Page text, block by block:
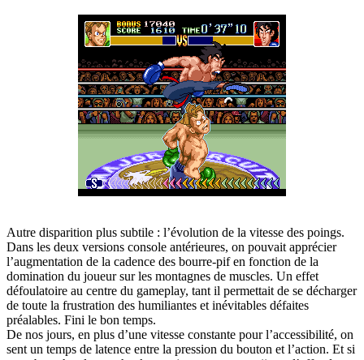
Autre disparition plus subtile : l’évolution de la vitesse des poings.
Dans les deux versions console antérieures, on pouvait apprécier
l’augmentation de la cadence des bourre-pif en fonction de la
domination du joueur sur les montagnes de muscles. Un effet
défoulatoire au centre du gameplay, tant il permettait de se décharger
de toute la frustration des humiliantes et inévitables défaites
préalables. Fini le bon temps.
De nos jours, en plus d’une vitesse constante pour l’accessibilité, on
sent un temps de latence entre la pression du bouton et l’action. Et si